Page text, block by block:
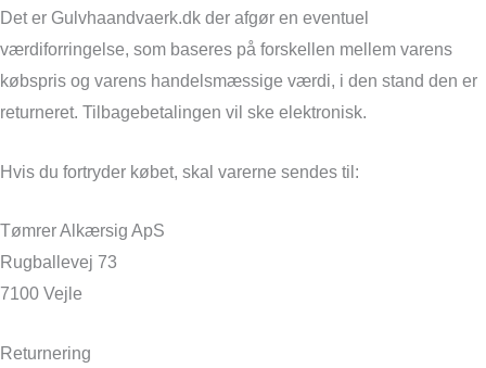
Det er Gulvhaandvaerk.dk der afgør en eventuel
værdiforringelse, som baseres på forskellen mellem varens
købspris og varens handelsmæssige værdi, i den stand den er
returneret. Tilbagebetalingen vil ske elektronisk.
Hvis du fortryder købet, skal varerne sendes til:
Tømrer Alkærsig ApS
Rugballevej 73
7100 Vejle
Returnering